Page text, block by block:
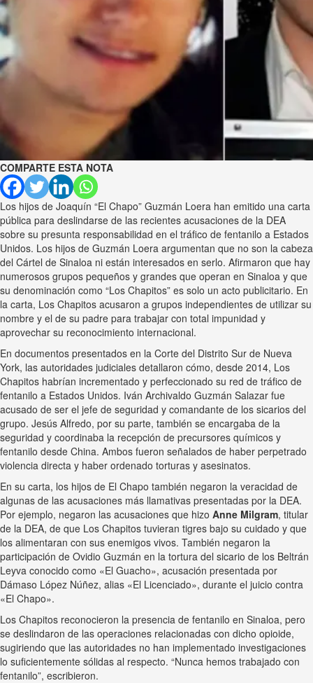
COMPARTE ESTA NOTA
Los hijos de Joaquín “El Chapo” Guzmán Loera han emitido una carta
pública para deslindarse de las recientes acusaciones de la DEA
sobre su presunta responsabilidad en el tráfico de fentanilo a Estados
Unidos. Los hijos de Guzmán Loera argumentan que no son la cabeza
del Cártel de Sinaloa ni están interesados en serlo. Afirmaron que hay
numerosos grupos pequeños y grandes que operan en Sinaloa y que
su denominación como “Los Chapitos” es solo un acto publicitario. En
la carta, Los Chapitos acusaron a grupos independientes de utilizar su
nombre y el de su padre para trabajar con total impunidad y
aprovechar su reconocimiento internacional.
En documentos presentados en la Corte del Distrito Sur de Nueva
York, las autoridades judiciales detallaron cómo, desde 2014, Los
Chapitos habrían incrementado y perfeccionado su red de tráfico de
fentanilo a Estados Unidos. Iván Archivaldo Guzmán Salazar fue
acusado de ser el jefe de seguridad y comandante de los sicarios del
grupo. Jesús Alfredo, por su parte, también se encargaba de la
seguridad y coordinaba la recepción de precursores químicos y
fentanilo desde China. Ambos fueron señalados de haber perpetrado
violencia directa y haber ordenado torturas y asesinatos.
En su carta, los hijos de El Chapo también negaron la veracidad de
algunas de las acusaciones más llamativas presentadas por la DEA.
Por ejemplo, negaron las acusaciones que hizo Anne Milgram, titular
de la DEA, de que Los Chapitos tuvieran tigres bajo su cuidado y que
los alimentaran con sus enemigos vivos. También negaron la
participación de Ovidio Guzmán en la tortura del sicario de los Beltrán
Leyva conocido como «El Guacho», acusación presentada por
Dámaso López Núñez, alias «El Licenciado», durante el juicio contra
«El Chapo».
Los Chapitos reconocieron la presencia de fentanilo en Sinaloa, pero
se deslindaron de las operaciones relacionadas con dicho opioide,
sugiriendo que las autoridades no han implementado investigaciones
lo suficientemente sólidas al respecto. “Nunca hemos trabajado con
fentanilo”, escribieron.